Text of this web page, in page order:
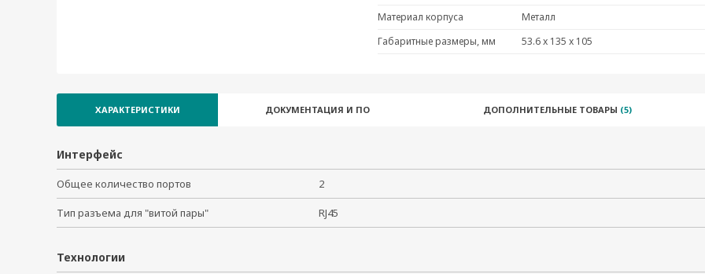
IMC-101-M-ST-IEX
IMC-101-M-ST-T-IEX
IMC-101-S-SC-T-IEX
Материал корпуса
Металл
Габаритные размеры, мм
53.6 x 135 x 105
ХАРАКТЕРИСТИКИ ДОКУМЕНТАЦИЯ И ПО ДОПОЛНИТЕЛЬНЫЕ ТОВАРЫ (5)
Интерфейс
Общее количество портов 2
Тип разъема для "витой пары" RJ45
Технологии